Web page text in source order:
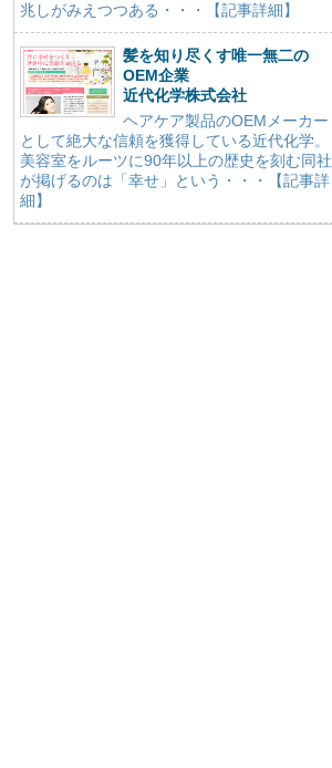
兆しがみえつつある・・・【記事詳細】
髪を知り尽くす唯一無二の
OEM企業
近代化学株式会社
ヘアケア製品のOEMメーカー
として絶大な信頼を獲得している近代化学。
美容室をルーツに90年以上の歴史を刻む同社
が掲げるのは「幸せ」という・・・【記事詳
細】